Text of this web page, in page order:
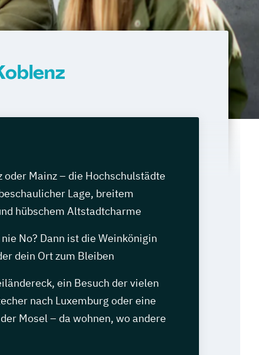
oder Mainz – die Hochschulstädte
Lage, breitem
hübschem Altstadtcharme
No? Dann ist die Weinkönigin
dein Ort zum Bleiben
ein Besuch der vielen
nach Luxemburg oder eine
Mosel – da wohnen, wo andere